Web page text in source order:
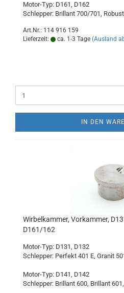
Motor-Typ: D161, D162
Schlepper: Brillant 700/701,
Art.Nr.: 114 916 159
Lieferzeit:
ca. 1-3 Tage (Ausland
IN DEN
Wirbelkammer, Vorkammer,
D161/162
Motor-Typ: D131, D132
Schlepper: Perfekt 401 E, Granit
Motor-Typ: D141, D142
Schlepper: Brillant 600, Brillant